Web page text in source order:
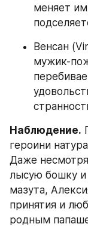
меняет
Венсан
мужик-
Наблюдение.
героини
Даже
лысую бошку и
мазута,
принятия и
родным